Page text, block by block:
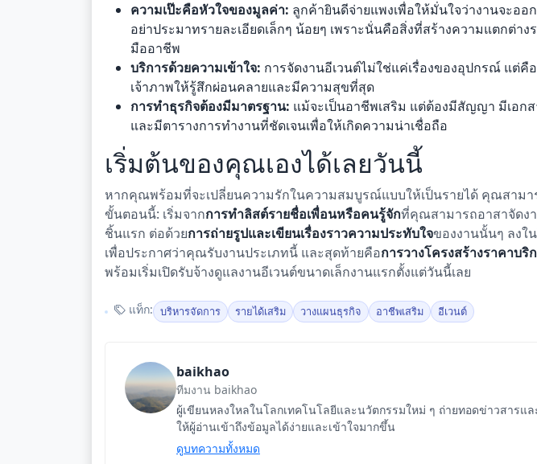
ความเป๊ะคือหัวใจของมูลค่า: ลูกค้ายินดีจ่ายแพงเพื่อให้มั่นใจว่างานจะอ
อย่าประมาทรายละเอียดเล็กๆ น้อยๆ เพราะนั่นคือสิ่งที่สร้างความแตกต่า
มืออาชีพ
บริการด้วยความเข้าใจ: การจัดงานอีเวนต์ไม่ใช่แค่เรื่องของอุปกรณ์ แต่
เจ้าภาพให้รู้สึกผ่อนคลายและมีความสุขที่สุด
การทำธุรกิจต้องมีมาตรฐาน: แม้จะเป็นอาชีพเสริม แต่ต้องมีสัญญา มีเอก
และมีตารางการทำงานที่ชัดเจนเพื่อให้เกิดความน่าเชื่อถือ
เริ่มต้นของคุณเองได้เลยวันนี้
หากคุณพร้อมที่จะเปลี่ยนความรักในความสมบูรณ์แบบให้เป็นรายได้ คุณสามา
ขั้นตอนนี้: เริ่มจากการทำลิสต์รายชื่อเพื่อนหรือคนรู้จักที่คุณสามารถอาสาจัดง
ชิ้นแรก ต่อด้วยการถ่ายรูปและเขียนเรื่องราวความประทับใจของงานนั้นๆ ลงใ
เพื่อประกาศว่าคุณรับงานประเภทนี้ และสุดท้ายคือการวางโครงสร้างราคาบริ
พร้อมเริ่มเปิดรับจ้างดูแลงานอีเวนต์ขนาดเล็กงานแรกตั้งแต่วันนี้เลย
แท็ก: บริหารจัดการ รายได้เสริม วางแผนธุรกิจ อาชีพเสริม อีเวนต์
baikhao
ทีมงาน baikhao
ผู้เขียนหลงใหลในโลกเทคโนโลยีและนวัตกรรมใหม่ ๆ ถ่ายทอดข่าวสารแ
ให้ผู้อ่านเข้าถึงข้อมูลได้ง่ายและเข้าใจมากขึ้น
ดูบทความทั้งหมด